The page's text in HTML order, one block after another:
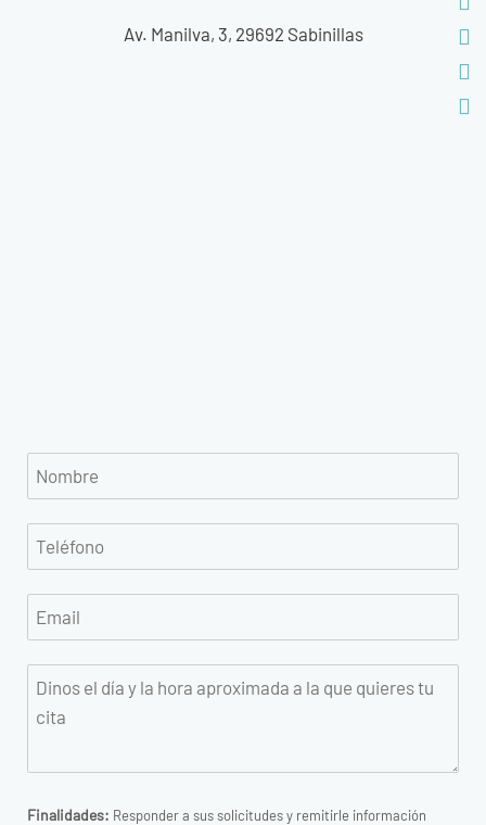
Av. Manilva, 3, 29692 Sabinillas
Finalidades: Responder a sus solicitudes y remitirle información